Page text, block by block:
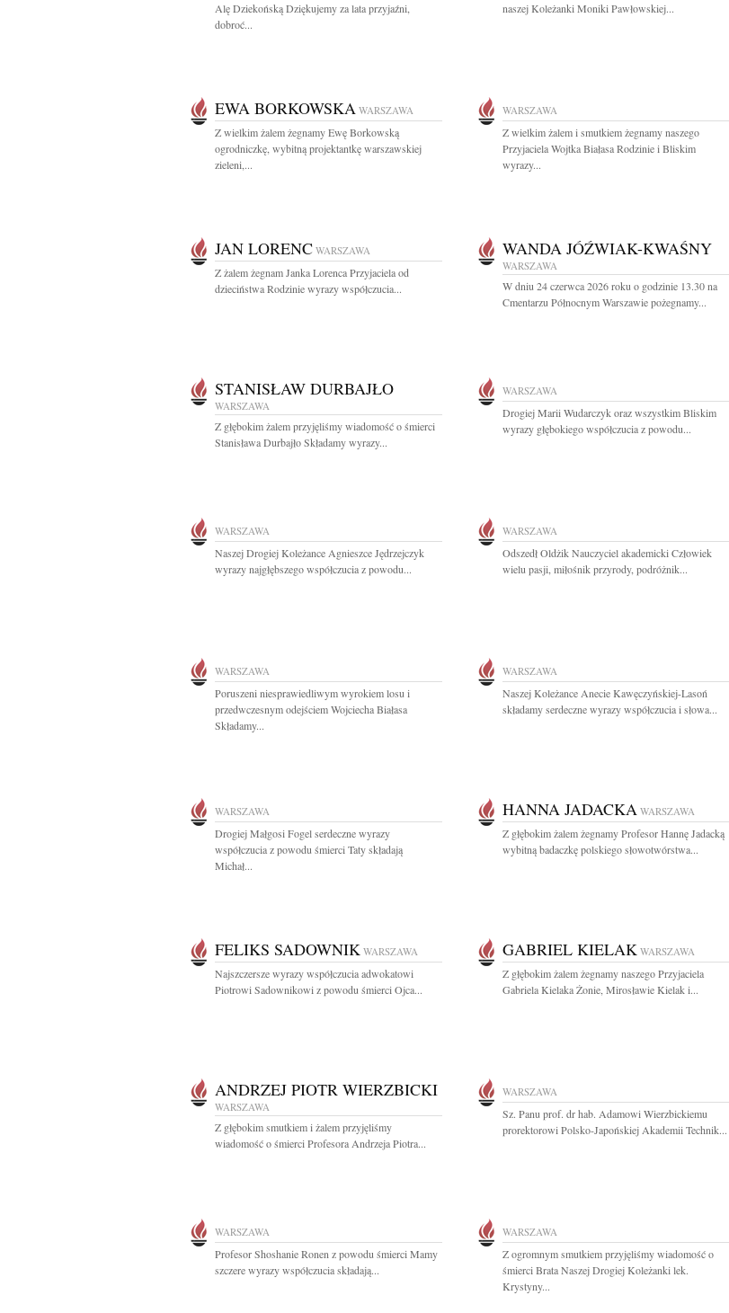
Alę Dziekońską Dziękujemy za lata przyjaźni,
dobroć...
naszej Koleżanki Moniki Pawłowskiej...
EWA BORKOWSKA WARSZAWA
Z wielkim żalem żegnamy Ewę Borkowską
ogrodniczkę, wybitną projektantkę warszawskiej
zieleni,...
WARSZAWA
Z wielkim żalem i smutkiem żegnamy naszego
Przyjaciela Wojtka Białasa Rodzinie i Bliskim
wyrazy...
JAN LORENC WARSZAWA
Z żalem żegnam Janka Lorenca Przyjaciela od
dzieciństwa Rodzinie wyrazy współczucia...
WANDA JÓŹWIAK-KWAŚNY
WARSZAWA
W dniu 24 czerwca 2026 roku o godzinie 13.30 na
Cmentarzu Północnym Warszawie pożegnamy...
STANISŁAW DURBAJŁO
WARSZAWA
Z głębokim żalem przyjęliśmy wiadomość o śmierci
Stanisława Durbajło Składamy wyrazy...
WARSZAWA
Drogiej Marii Wudarczyk oraz wszystkim Bliskim
wyrazy głębokiego współczucia z powodu...
WARSZAWA
Naszej Drogiej Koleżance Agnieszce Jędrzejczyk
wyrazy najgłębszego współczucia z powodu...
WARSZAWA
Odszedł Oldżik Nauczyciel akademicki Człowiek
wielu pasji, miłośnik przyrody, podróżnik...
WARSZAWA
Poruszeni niesprawiedliwym wyrokiem losu i
przedwczesnym odejściem Wojciecha Białasa
Składamy...
WARSZAWA
Naszej Koleżance Anecie Kawęczyńskiej-Lasoń
składamy serdeczne wyrazy współczucia i słowa...
WARSZAWA
Drogiej Małgosi Fogel serdeczne wyrazy
współczucia z powodu śmierci Taty składają
Michał...
HANNA JADACKA WARSZAWA
Z głębokim żalem żegnamy Profesor Hannę Jadacką
wybitną badaczkę polskiego słowotwórstwa...
FELIKS SADOWNIK WARSZAWA
Najszczersze wyrazy współczucia adwokatowi
Piotrowi Sadownikowi z powodu śmierci Ojca...
GABRIEL KIELAK WARSZAWA
Z głębokim żalem żegnamy naszego Przyjaciela
Gabriela Kielaka Żonie, Mirosławie Kielak i...
ANDRZEJ PIOTR WIERZBICKI
WARSZAWA
Z głębokim smutkiem i żalem przyjęliśmy
wiadomość o śmierci Profesora Andrzeja Piotra...
WARSZAWA
Sz. Panu prof. dr hab. Adamowi Wierzbickiemu
prorektorowi Polsko-Japońskiej Akademii Technik...
WARSZAWA
Profesor Shoshanie Ronen z powodu śmierci Mamy
szczere wyrazy współczucia składają...
WARSZAWA
Z ogromnym smutkiem przyjęliśmy wiadomość o
śmierci Brata Naszej Drogiej Koleżanki lek.
Krystyny...